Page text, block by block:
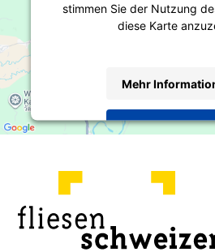
stimmen Sie der Nutzung
diese Karte
Mehr
Akzeptieren
Platform&